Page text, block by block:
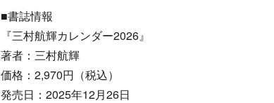
■書誌情報
『三村航輝カレンダー2026』
著者：三村航輝
価格：2,970円（税込）
発売日：2025年12月26日